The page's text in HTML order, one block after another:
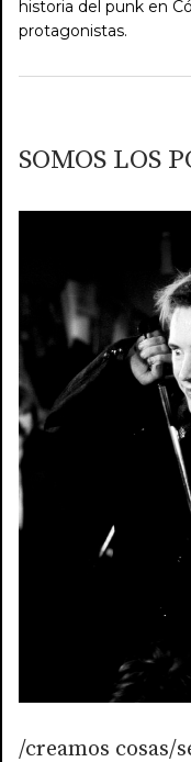
historia del punk en
protagonistas.
SOMOS LOS
/creamos cosas/